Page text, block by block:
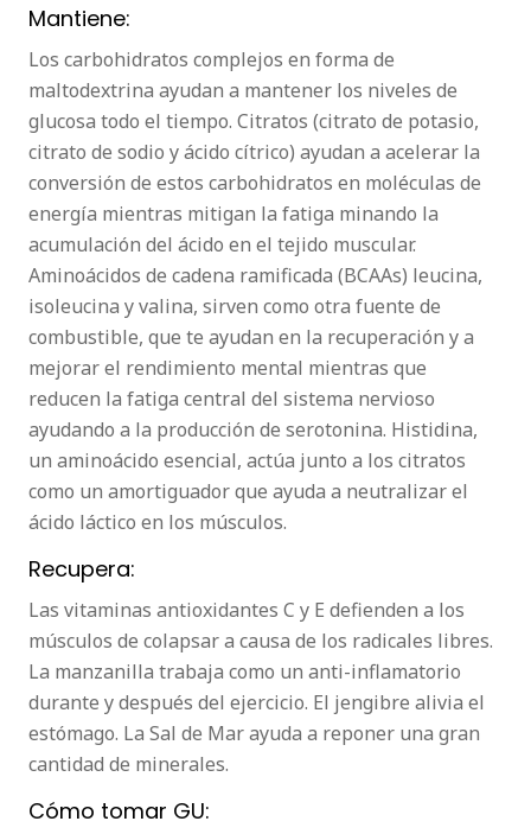
Mantiene:
Los carbohidratos complejos en forma de
maltodextrina ayudan a mantener los niveles de
glucosa todo el tiempo. Citratos (citrato de potasio,
citrato de sodio y ácido cítrico) ayudan a acelerar la
conversión de estos carbohidratos en moléculas de
energía mientras mitigan la fatiga minando la
acumulación del ácido en el tejido muscular.
Aminoácidos de cadena ramificada (BCAAs) leucina,
isoleucina y valina, sirven como otra fuente de
combustible, que te ayudan en la recuperación y a
mejorar el rendimiento mental mientras que
reducen la fatiga central del sistema nervioso
ayudando a la producción de serotonina. Histidina,
un aminoácido esencial, actúa junto a los citratos
como un amortiguador que ayuda a neutralizar el
ácido láctico en los músculos.
Recupera:
Las vitaminas antioxidantes C y E defienden a los
músculos de colapsar a causa de los radicales libres.
La manzanilla trabaja como un anti-inflamatorio
durante y después del ejercicio. El jengibre alivia el
estómago. La Sal de Mar ayuda a reponer una gran
cantidad de minerales.
Cómo tomar GU: